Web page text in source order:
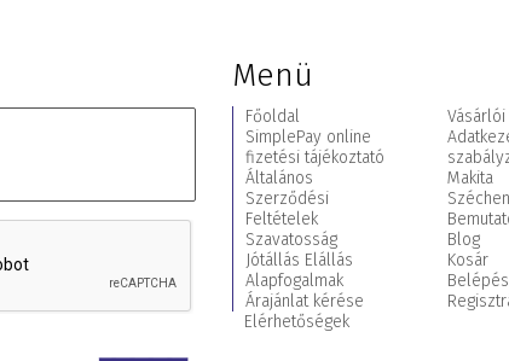
Menü
Főoldal
SimplePay online
fizetési tájékoztató
Általános
Szerződési
Feltételek
Szavatosság
Jótállás Elállás
Alapfogalmak
Árajánlat kérése
Elérhetőségek
Makita
Blog
Kosár
Belépés